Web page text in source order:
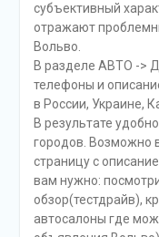
субъективный
отражают
Вольво.
В разделе АВТО ->
телефоны и
в России, Украине,
В результате
городов. Возможно
страницу с
вам нужно:
обзор(тестдрайв),
автосалоны где